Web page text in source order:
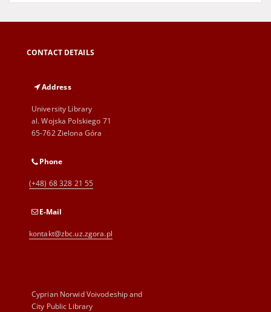
CONTACT DETAILS
Address
University Library
al. Wojska Polskiego 71
65-762 Zielona Góra
Phone
(+48) 68 328 21 55
E-Mail
kontakt@zbc.uz.zgora.pl
Cyprian Norwid Voivodeship and
City Public Library